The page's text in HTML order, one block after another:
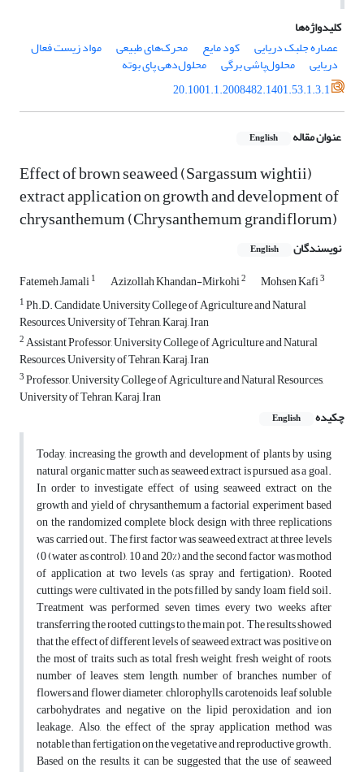
کلیدواژه‌ها
عصاره جلبک دریایی
کود مایع محرک‌های طبیعی مواد زیست فعال
دریایی محلول‌پاشی برگی
محلول‌دهی پای بوته
20.1001.1.2008482.1401.53.1.3.1
عنوان مقاله English
Effect of brown seaweed (Sargassum wightii)
extract application on growth and ‎development of
chrysanthemum (Chrysanthemum grandiflorum)‎
نویسندگان English
Fatemeh Jamali1 Azizollah Khandan-Mirkohi2 Mohsen Kafi3
1Ph.D. Candidate, University College of Agriculture and Natural
Resources, University of Tehran, ‎Karaj, Iran
2Assistant Professor, University College of Agriculture and Natural
Resources, University of Tehran, Karaj, Iran
3Professor, University College of Agriculture and Natural Resources,
University of Tehran, Karaj, Iran
چکیده
English
Today, increasing the growth and development of plants by using
natural organic matter such as seaweed extract is pursued as a goal.
In order to investigate effect of using seaweed extract on the
growth and yield of chrysanthemum a factorial experiment based
on the randomized complete block design with three replications
was carried out. The first factor was seaweed extract at three levels
(0 (water as control), 10 and 20%) and the second factor was mothod
of application at two levels (as spray and fertigation). Rooted
cuttings were cultivated in the pots filled by sandy loam field soil.
Treatment was performed seven times every two weeks after
transferring the rooted cuttings to the main pot. The results showed
that the effect of different levels of seaweed extract was positive on
the most of traits such as total fresh weight, fresh weight of roots,
number of leaves, stem length, number of branches, number of
flowers and flower diameter, chlorophylls, carotenoids, leaf soluble
carbohydrates and negative on the lipid peroxidation and ion
leakage. Also, the effect of the spray application method was
notable than fertigation on the vegetative and reproductive growth.
Based on the results, it can be suggested that the use of seaweed